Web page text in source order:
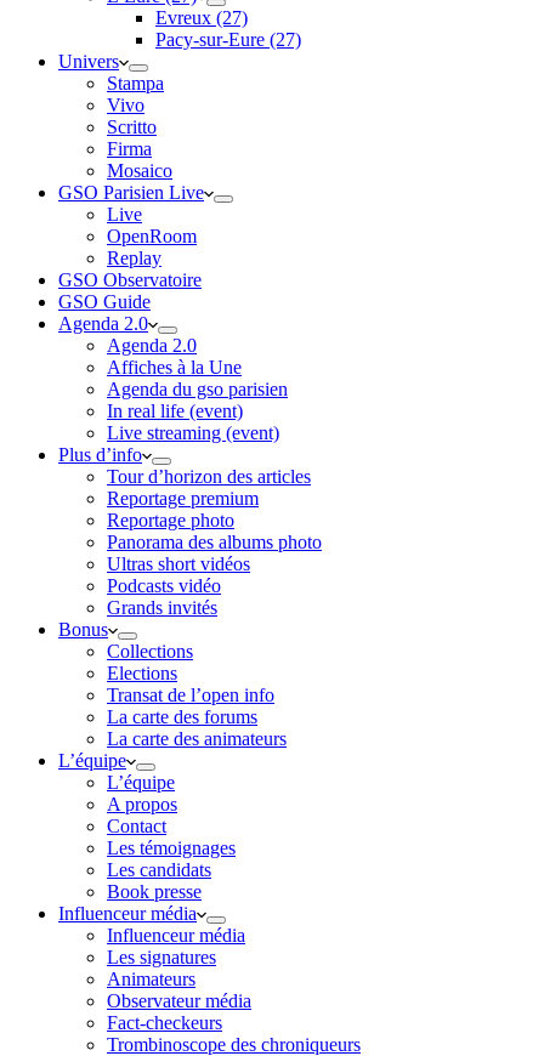
Evreux (27)
Pacy-sur-Eure (27)
Univers
Stampa
Vivo
Scritto
Firma
Mosaico
GSO Parisien Live
Live
OpenRoom
Replay
GSO Observatoire
GSO Guide
Agenda 2.0
Agenda 2.0
Affiches à la Une
Agenda du gso parisien
In real life (event)
Live streaming (event)
Plus d’info
Tour d’horizon des articles
Reportage premium
Reportage photo
Panorama des albums photo
Ultras short vidéos
Podcasts vidéo
Grands invités
Bonus
Collections
Elections
Transat de l’open info
La carte des forums
La carte des animateurs
L’équipe
L’équipe
A propos
Contact
Les témoignages
Les candidats
Book presse
Influenceur média
Influenceur média
Les signatures
Animateurs
Observateur média
Fact-checkeurs
Trombinoscope des chroniqueurs